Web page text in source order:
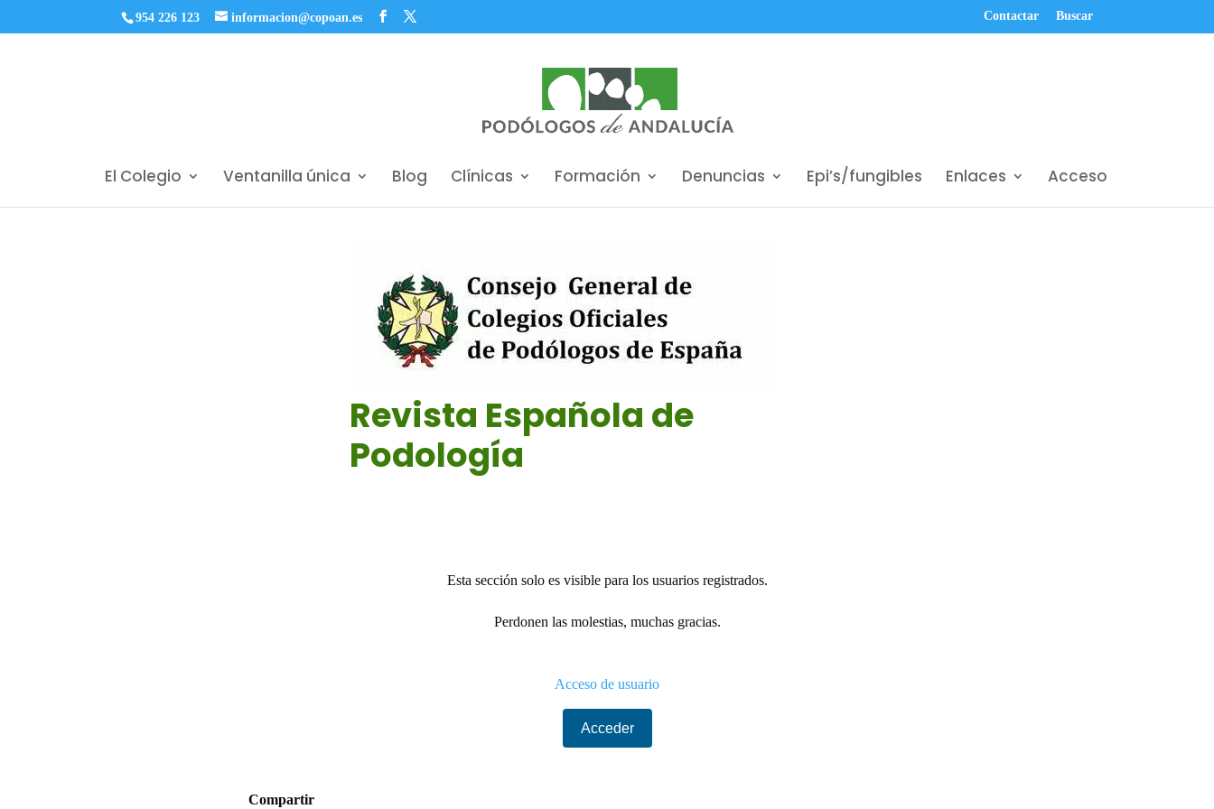
954 226 123 informacion@copoan.es Contactar Buscar
El Colegio Ventanilla única Blog Clínicas Formación Denuncias Epi’s/fungibles Enlaces Acceso
Revista Española de
Podología
Esta sección solo es visible para los usuarios registrados.
Perdonen las molestias, muchas gracias.
Acceso de usuario
Acceder
Compartir